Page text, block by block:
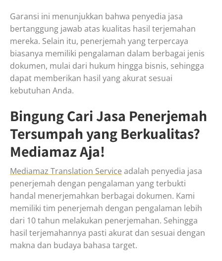
Garansi ini menunjukkan bahwa penyedia jasa
bertanggung jawab atas kualitas hasil terjemahan
mereka. Selain itu, penerjemah yang terpercaya
biasanya memiliki pengalaman dalam berbagai jenis
dokumen, mulai dari hukum hingga bisnis, sehingga
dapat memberikan hasil yang akurat sesuai
kebutuhan Anda.
Bingung Cari Jasa Penerjemah
Tersumpah yang Berkualitas?
Mediamaz Aja!
Mediamaz Translation Service adalah penyedia jasa
penerjemah dengan pengalaman yang terbukti
handal menerjemahkan berbagai dokumen. Kami
memiliki tim penerjemah dengan pengalaman lebih
dari 10 tahun melakukan penerjemahan. Sehingga
hasil terjemahannya pasti akurat dan sesuai dengan
makna dan budaya bahasa target.